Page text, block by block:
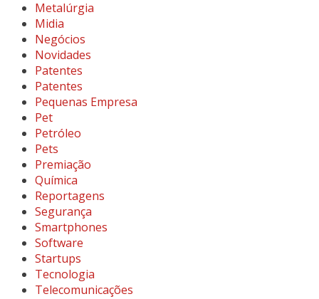
Metalúrgia
Midia
Negócios
Novidades
Patentes
Patentes
Pequenas Empresa
Pet
Petróleo
Pets
Premiação
Química
Reportagens
Segurança
Smartphones
Software
Startups
Tecnologia
Telecomunicações